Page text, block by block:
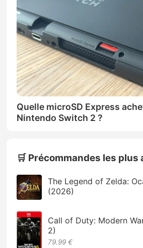
Quelle microSD Express
Nintendo Switch 2 ?
🛒 Précommandes les plus
The Legend of Zelda:
(2026)
Call of Duty: Modern
2)
79.99 €